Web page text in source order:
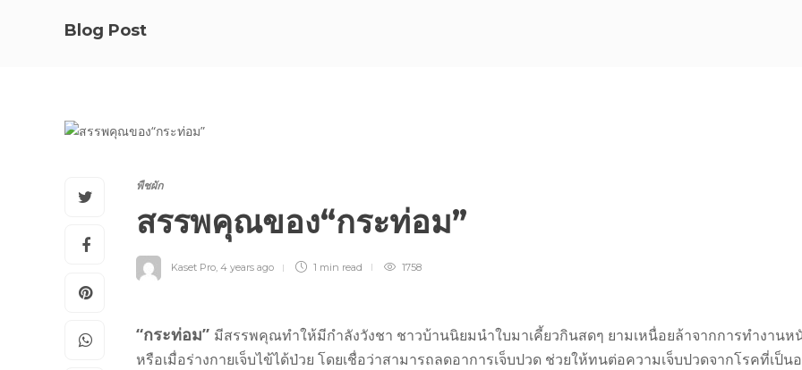
Blog Post
พืชผัก
สรรพคุณของ“กระท่อม”
Kaset Pro, 4 years ago 1 min read 1758
“กระท่อม” มีสรรพคุณทำให้มีกำลังวังชา ชาวบ้านนิยมนำใบมาเคี้ยวกินสดๆ ยามเหนื่อยล้าจากการทำงานห
หรือเมื่อร่างกายเจ็บไข้ได้ป่วย โดยเชื่อว่าสามารถลดอาการเจ็บปวด ช่วยให้ทนต่อความเจ็บปวดจากโรคที่เป็น